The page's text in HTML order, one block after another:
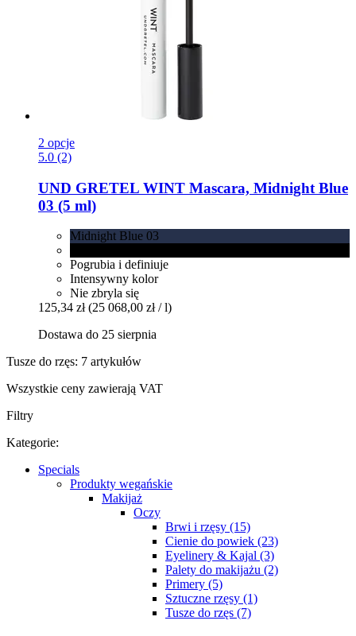
2 opcje
5.0 (2)
UND GRETEL WINT Mascara, Midnight Blue
03 (5 ml)
Midnight Blue 03
Pogrubia i definiuje
Intensywny kolor
Nie zbryla się
125,34 zł (25 068,00 zł / l)
Dostawa do 25 sierpnia
Tusze do rzęs: 7 artykułów
Wszystkie ceny zawierają VAT
Filtry
Kategorie:
Specials
Produkty wegańskie
Makijaż
Oczy
Brwi i rzęsy (15)
Cienie do powiek (23)
Eyelinery & Kajal (3)
Palety do makijażu (2)
Primery (5)
Sztuczne rzęsy (1)
Tusze do rzęs (7)